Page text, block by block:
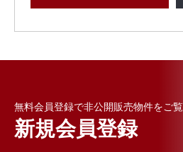
無料会員登録で非公開販売物件をご
新規会員登録